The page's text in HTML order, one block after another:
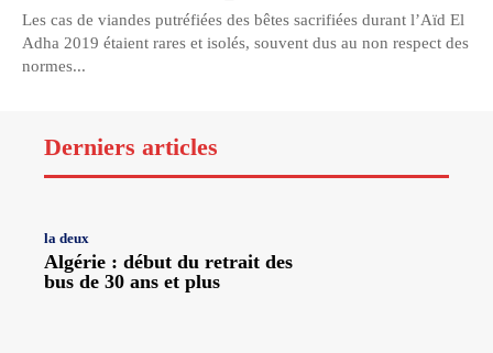
Les cas de viandes putréfiées des bêtes sacrifiées durant l’Aïd El
Adha 2019 étaient rares et isolés, souvent dus au non respect des
normes...
Derniers articles
la deux
Algérie : début du retrait des
bus de 30 ans et plus